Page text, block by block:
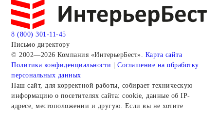
8 (800) 301-11-45
Письмо директору
© 2002—2026 Компания «ИнтерьерБест». Карта сайта
Политика конфиденциальности | Соглашение на обработку
персональных данных
Наш сайт, для корректной работы, собирает техническую
информацию о посетителях сайта: cookie, данные об IP-
адресе, местоположении и другую. Если вы не хотите